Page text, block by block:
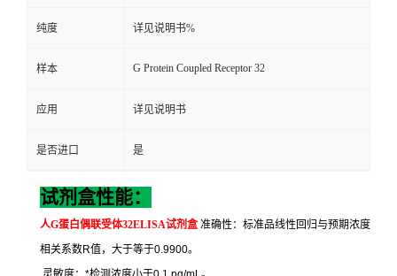
纯度 详见说明书%
样本 G Protein Coupled Receptor 32
应用 详见说明书
是否进口 是
试剂盒性能：
人G蛋白偶联受体32ELISA试剂盒 准确性：标准品线性回归与预期浓度
相关系数R值，大于等于0.9900。